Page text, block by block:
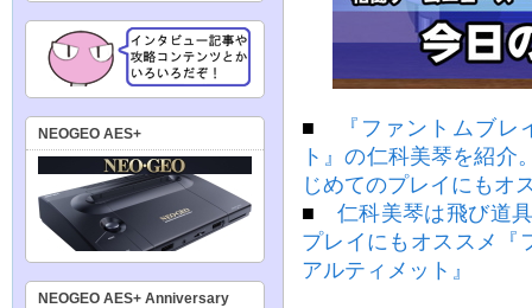
■
『ファントムブ
ト』の仁科美琴を紹介
じめてのプレイにもオ
■ 仁科美琴は飛び道
プレイにもオススメ『
アルティメット』
NEOGEO AES+
NEOGEO AES+ Anniversary